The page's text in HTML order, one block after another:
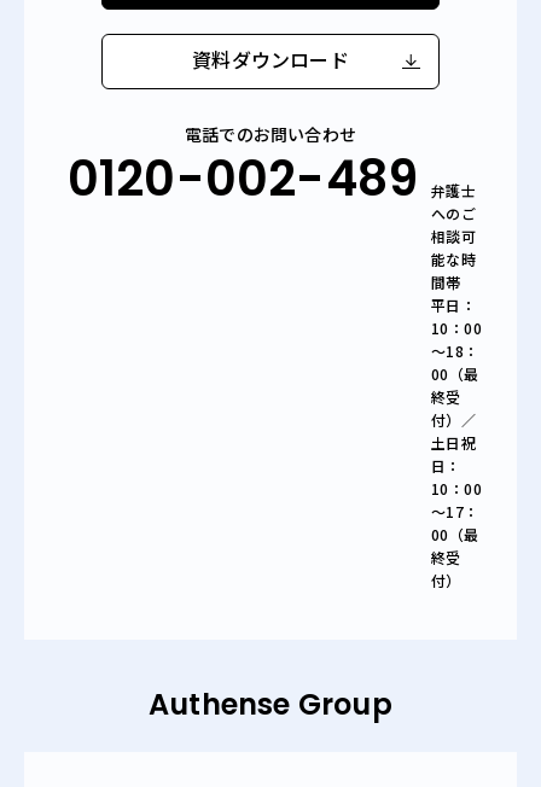
資料ダウンロード
電話でのお問い合わせ
0120-002-489
弁護士
へのご
相談可
能な時
間帯
平日：
10：00
～18：
00（最
終受
付）／
土日祝
日：
10：00
～17：
00（最
終受
付）
Authense Group